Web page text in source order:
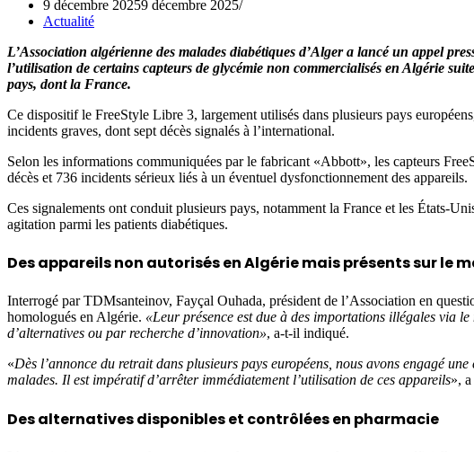
9 décembre 20259 décembre 2025
Actualité
L’Association algérienne des malades diabétiques d’Alger a lancé un appel
l’utilisation de certains capteurs de glycémie non commercialisés en Algérie
pays, dont la France.
Ce dispositif le FreeStyle Libre 3, largement utilisés dans plusieurs pays
incidents graves, dont sept décès signalés à l’international.
Selon les informations communiquées par le fabricant «Abbott», les capteurs
décès et 736 incidents sérieux liés à un éventuel dysfonctionnement des appareils.
Ces signalements ont conduit plusieurs pays, notamment la France et les États-
agitation parmi les patients diabétiques.
Des appareils non autorisés en Algérie mais présents sur le
Interrogé par TDMsanteinov, Fayçal Ouhada, président de l’Association en
homologués en Algérie. «Leur présence est due à des importations illégales via
d’alternatives ou par recherche d’innovation», a-t-il indiqué.
«Dès l’annonce du retrait dans plusieurs pays européens, nous avons engagé
malades. Il est impératif d’arrêter immédiatement l’utilisation de ces appareils»,
Des alternatives disponibles et contrôlées en pharmacie